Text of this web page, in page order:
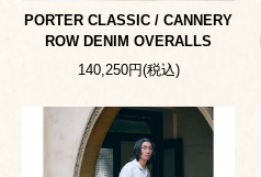
PORTER CLASSIC / CANNERY
ROW DENIM OVERALLS
140,250円(税込)